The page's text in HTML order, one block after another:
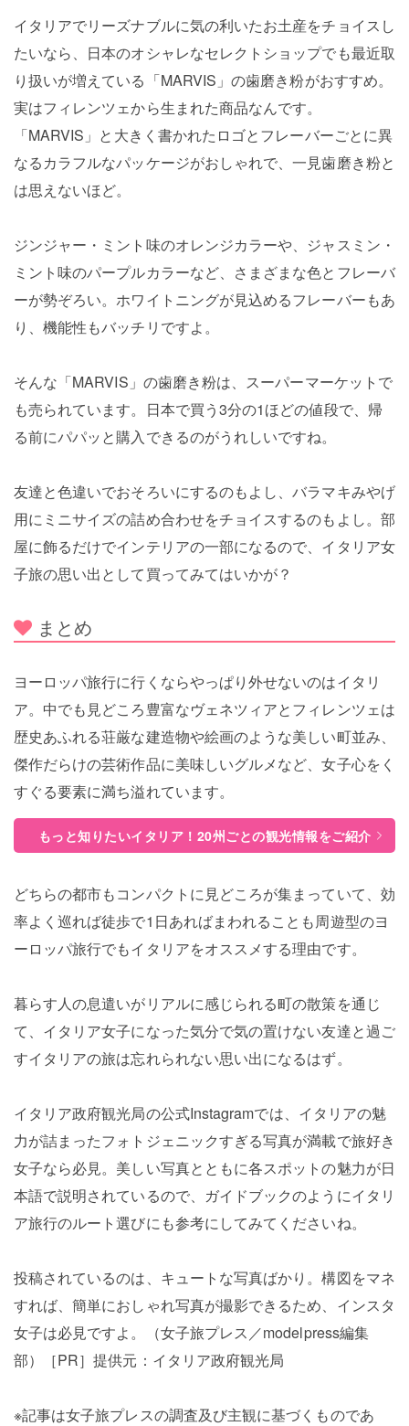
イタリアでリーズナブルに気の利いたお土産をチョイスし
たいなら、日本のオシャレなセレクトショップでも最近取
り扱いが増えている「MARVIS」の歯磨き粉がおすすめ。
実はフィレンツェから生まれた商品なんです。
「MARVIS」と大きく書かれたロゴとフレーバーごとに異
なるカラフルなパッケージがおしゃれで、一見歯磨き粉と
は思えないほど。
ジンジャー・ミント味のオレンジカラーや、ジャスミン・
ミント味のパープルカラーなど、さまざまな色とフレーバ
ーが勢ぞろい。ホワイトニングが見込めるフレーバーもあ
り、機能性もバッチリですよ。
そんな「MARVIS」の歯磨き粉は、スーパーマーケットで
も売られています。日本で買う3分の1ほどの値段で、帰
る前にパパッと購入できるのがうれしいですね。
友達と色違いでおそろいにするのもよし、バラマキみやげ
用にミニサイズの詰め合わせをチョイスするのもよし。部
屋に飾るだけでインテリアの一部になるので、イタリア女
子旅の思い出として買ってみてはいかが？
まとめ
ヨーロッパ旅行に行くならやっぱり外せないのはイタリ
ア。中でも見どころ豊富なヴェネツィアとフィレンツェは
歴史あふれる荘厳な建造物や絵画のような美しい町並み、
傑作だらけの芸術作品に美味しいグルメなど、女子心をく
すぐる要素に満ち溢れています。
もっと知りたいイタリア！20州ごとの観光情報をご紹介
どちらの都市もコンパクトに見どころが集まっていて、効
率よく巡れば徒歩で1日あればまわれることも周遊型のヨ
ーロッパ旅行でもイタリアをオススメする理由です。
暮らす人の息遣いがリアルに感じられる町の散策を通じ
て、イタリア女子になった気分で気の置けない友達と過ご
すイタリアの旅は忘れられない思い出になるはず。
イタリア政府観光局の公式Instagramでは、イタリアの魅
力が詰まったフォトジェニックすぎる写真が満載で旅好き
女子なら必見。美しい写真とともに各スポットの魅力が日
本語で説明されているので、ガイドブックのようにイタリ
ア旅行のルート選びにも参考にしてみてくださいね。
投稿されているのは、キュートな写真ばかり。構図をマネ
すれば、簡単におしゃれ写真が撮影できるため、インスタ
女子は必見ですよ。（女子旅プレス／modelpress編集
部）［PR］提供元：イタリア政府観光局
※記事は女子旅プレスの調査及び主観に基づくものであ